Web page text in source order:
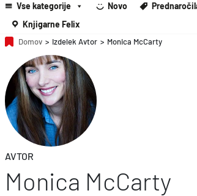
Vse kategorije Novo
Knjigarne Felix
Domov > Izdelek Avtor > Monica McCarty
AVTOR
Monica McCarty